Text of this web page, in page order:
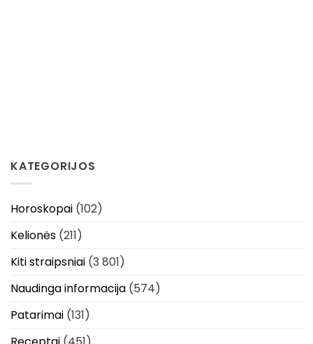
KATEGORIJOS
Horoskopai (102)
Kelionės (211)
Kiti straipsniai (3 801)
Naudinga informacija (574)
Patarimai (131)